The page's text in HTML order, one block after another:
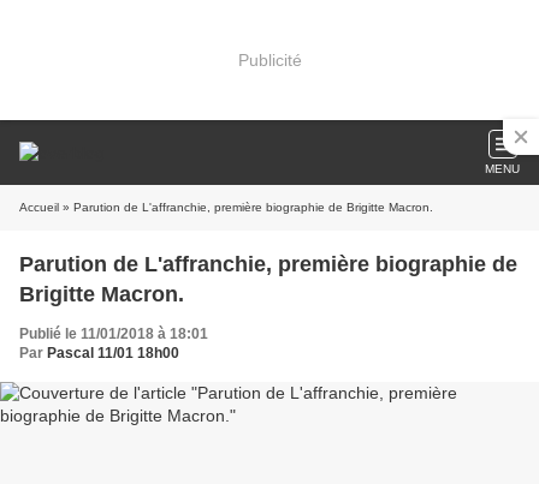
Publicité
MENU
Accueil » Parution de L'affranchie, première biographie de Brigitte Macron.
Parution de L'affranchie, première biographie de
Brigitte Macron.
Publié le 11/01/2018 à 18:01
Par Pascal 11/01 18h00